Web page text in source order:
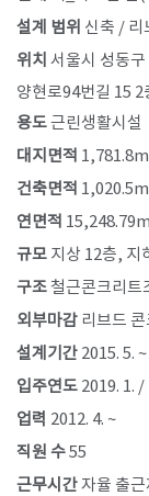
설계 범위 신축 / 리
위치 서울시 성동
양현로94번길 15 2
용도근린생활시설
대지면적
건축면적
연면적
규모 지상 12층, 지
구조철근콘크리트
외부마감 리브드
설계기간 2015. 5.
입주연도 2019. 1. /
업력 2012. 4. ~
직원 수55
근무시간자율 출